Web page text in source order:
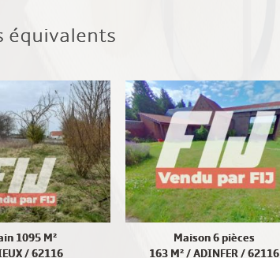
équivalents
1095 M²
/ 62116
Maison 6 pièces
163 M² / ADINFER / 62116